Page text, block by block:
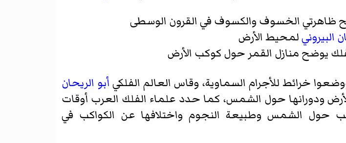
ظاهرتي الخسوف والكسوف في القرون الوسطى
البيرونيلمحيط الأرض
يوضح منازل القمر حول كوكب الأرض
خرائط للأجرام السماوية، وقاس العالم الفلكي أبو الريحان
ودورانها حول الشمس، كما حدد علماء الفلك العرب أوقات
حول الشمس وطبيعة النجوم واختلافها عن الكواكب في